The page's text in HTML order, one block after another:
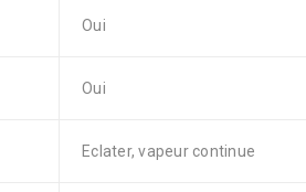
Oui
Oui
Eclater, vapeur continue